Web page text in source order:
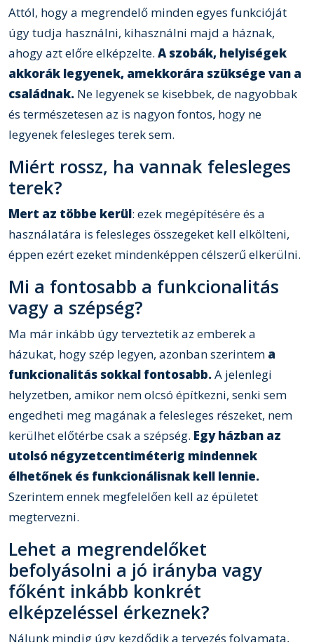
Attól, hogy a megrendelő minden egyes funkcióját
úgy tudja használni, kihasználni majd a háznak,
ahogy azt előre elképzelte. A szobák, helyiségek
akkorák legyenek, amekkorára szüksége van a
családnak. Ne legyenek se kisebbek, de nagyobbak
és természetesen az is nagyon fontos, hogy ne
legyenek felesleges terek sem.
Miért rossz, ha vannak felesleges
terek?
Mert az többe kerül: ezek megépítésére és a
használatára is felesleges összegeket kell elkölteni,
éppen ezért ezeket mindenképpen célszerű elkerülni.
Mi a fontosabb a funkcionalitás
vagy a szépség?
Ma már inkább úgy terveztetik az emberek a
házukat, hogy szép legyen, azonban szerintem a
funkcionalitás sokkal fontosabb.A jelenlegi
helyzetben, amikor nem olcsó építkezni, senki sem
engedheti meg magának a felesleges részeket, nem
kerülhet előtérbe csak a szépség. Egy házban az
utolsó négyzetcentiméterig mindennek
élhetőnek és funkcionálisnak kell lennie.
Szerintem ennek megfelelően kell az épületet
megtervezni.
Lehet a megrendelőket
befolyásolni a jó irányba vagy
főként inkább konkrét
elképzeléssel érkeznek?
Nálunk mindig úgy kezdődik a tervezés folyamata,